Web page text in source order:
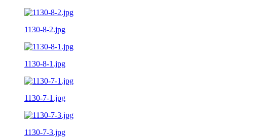
1130-8-2.jpg
1130-8-1.jpg
1130-7-1.jpg
1130-7-3.jpg